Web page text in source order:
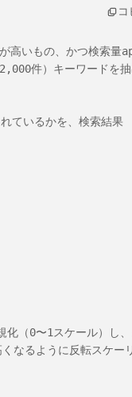
コ
高いもの、かつ検索量
件）キーワードを
ているかを、検索結果
化（0〜1スケール）し、
なるように反転スケー